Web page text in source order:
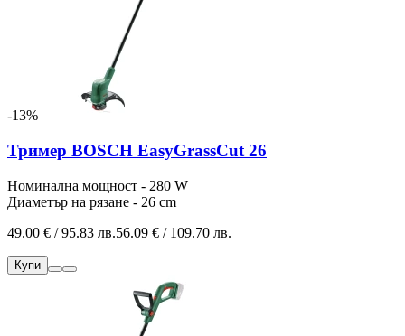
-13%
Тример BOSCH EasyGrassCut 26
Номинална мощност - 280 W
Диаметър на рязане - 26 cm
49.00 € / 95.83 лв.56.09 € / 109.70 лв.
Купи